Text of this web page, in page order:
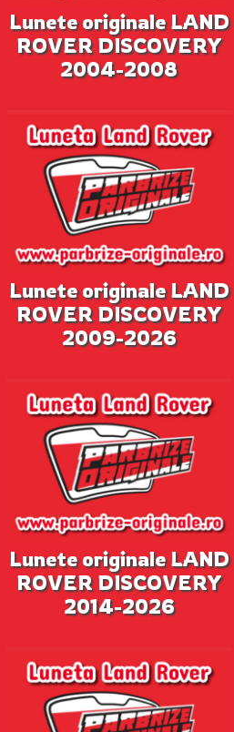
Lunete originale LAND
ROVER DISCOVERY
2004-2008
Lunete originale LAND
ROVER DISCOVERY
2009-2026
Lunete originale LAND
ROVER DISCOVERY
2014-2026